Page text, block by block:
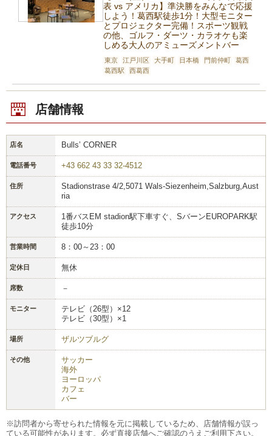
表 vs アメリカ】準決勝をみんなで応援
しよう！葛西駅徒歩1分！大型モニター
とプロジェクター完備！スポーツ観戦
の他、ゴルフ・ダーツ・カラオケも楽
しめる大人のアミューズメントバー
東京 江戸川区 大手町 日本橋 門前仲町
葛西
葛西駅
西葛西
店舗情報
店名 Bulls’ CORNER
電話番号 +43 662 43 33 32-4512
住所
Stadionstrase 4/2,5071 Wals-Siezenheim,Salzburg,Aust
ria
アクセス
1番バスEM stadion駅下車すぐ、SバーンEUROPARK駅
徒歩10分
営業時間 8：00～23：00
定休日 無休
席数 －
モニター
テレビ（26型）×12
テレビ（30型）×1
場所 ザルツブルグ
その他
サッカー
海外
ヨーロッパ
カフェ
バー
※訪問者から寄せられた情報を元に掲載しているため、店舗情報が誤っ
ている可能性があります。必ず直接店舗へご確認のうえご利用下さい。